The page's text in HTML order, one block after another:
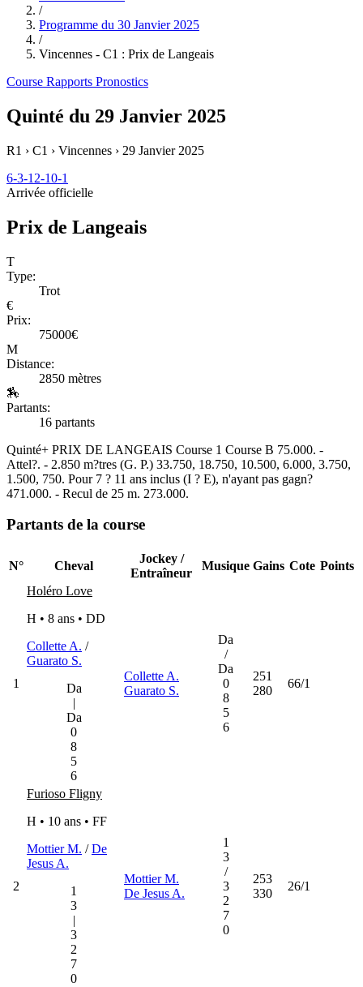
/
Programme du 30 Janvier 2025
/
Vincennes - C1 : Prix de Langeais
Course Rapports Pronostics
Quinté du 29 Janvier 2025
R1 › C1 › Vincennes › 29 Janvier 2025
6-3-12-10-1
Arrivée officielle
Prix de Langeais
T
Type:
Trot
€
Prix:
75000€
M
Distance:
2850 mètres
🏇
Partants:
16 partants
Quinté+ PRIX DE LANGEAIS Course 1 Course B 75.000. -
Attel?. - 2.850 m?tres (G. P.) 33.750, 18.750, 10.500, 6.000, 3.750,
1.500, 750. Pour 7 ? 11 ans inclus (I ? E), n'ayant pas gagn?
471.000. - Recul de 25 m. 273.000.
Partants de la course
N° Cheval
Jockey /
Entraîneur
Musique Gains Cote Points
1
Holéro Love
H • 8 ans • DD
Collette A. /
Guarato S.
Da
|
Da
0
8
5
6
Collette A.
Guarato S.
Da
/
Da
0
8
5
6
251
280
66/1
2
Furioso Fligny
H • 10 ans • FF
Mottier M. /De
Jesus A.
1
3
|
3
2
7
0
Mottier M.
De Jesus A.
1
3
/
3
2
7
0
253
330
26/1